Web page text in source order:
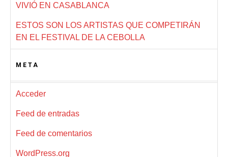
VIVIÓ EN CASABLANCA
ESTOS SON LOS ARTISTAS QUE COMPETIRÁN
EN EL FESTIVAL DE LA CEBOLLA
META
Acceder
Feed de entradas
Feed de comentarios
WordPress.org